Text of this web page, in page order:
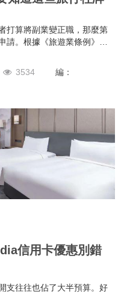
打算將副業變正職，那麼第
。根據《旅遊業條例》第
旅遊業監管局申請並持有有
那就不能經營！
3534
編：
信用卡優惠別錯
支往往也佔了大半預算。好